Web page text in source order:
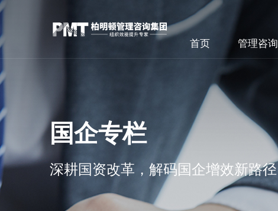
首页 管理咨询
国企专栏
深耕国资改革，解码国企增效新路径